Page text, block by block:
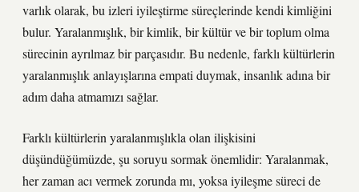
varlık olarak, bu izleri iyileştirme süreçlerinde kendi kimliğini
bulur. Yaralanmışlık, bir kimlik, bir kültür ve bir toplum olma
sürecinin ayrılmaz bir parçasıdır. Bu nedenle, farklı kültürlerin
yaralanmışlık anlayışlarına empati duymak, insanlık adına bir
adım daha atmamızı sağlar.
Farklı kültürlerin yaralanmışlıkla olan ilişkisini
düşündüğümüzde, şu soruyu sormak önemlidir: Yaralanmak,
her zaman acı vermek zorunda mı, yoksa iyileşme süreci de